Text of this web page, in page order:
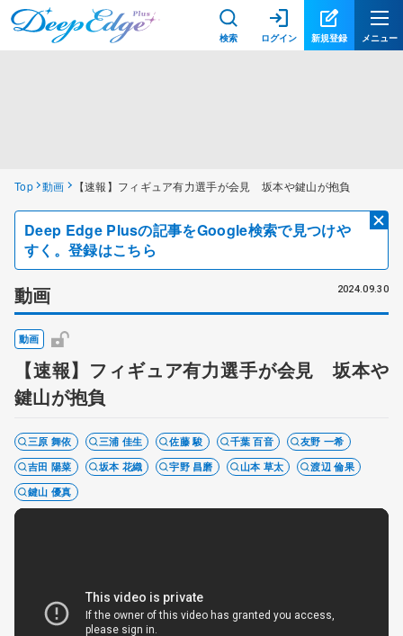
検索 ログイン 新規登録 メニュー
Top 動画 【速報】フィギュア有力選手が会見 坂本や鍵山が抱負
Deep Edge Plusの記事をGoogle検索で見つけや
すく。登録はこちら
動画 2024.09.30
動画
【速報】フィギュア有力選手が会見 坂本や
鍵山が抱負
三原 舞依 三浦 佳生 佐藤 駿 千葉 百音
友野 一希
吉田 陽菜
坂本 花織 宇野 昌磨 山本 草太
渡辺 倫果
鍵山 優真